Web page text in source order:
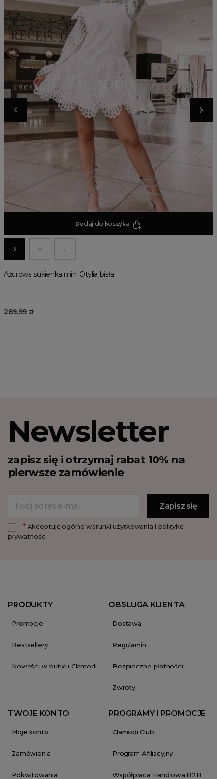
Dodaj do koszyka
S M L
Ażurowa sukienka mini Otylia biała
289,99 zł
Newsletter
zapisz się i otrzymaj rabat 10% na
pierwsze zamówienie
*Akceptuję ogólne warunki użytkowania i politykę
prywatności
PRODUKTY
Promocje
Bestsellery
Nowości w butiku Clamodi
OBSŁUGA KLIENTA
Dostawa
Regulamin
Bezpieczne płatności
Zwroty
TWOJE KONTO
Moje konto
Zamówienia
Pokwitowania
PROGRAMY I PROMOCJE
Clamodi Club
Program Afiliacyjny
Współpraca Handlowa B2B